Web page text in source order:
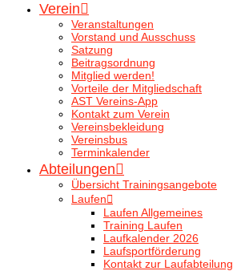
Verein
Veranstaltungen
Vorstand und Ausschuss
Satzung
Beitragsordnung
Mitglied werden!
Vorteile der Mitgliedschaft
AST Vereins-App
Kontakt zum Verein
Vereinsbekleidung
Vereinsbus
Terminkalender
Abteilungen
Übersicht Trainingsangebote
Laufen
Laufen Allgemeines
Training Laufen
Laufkalender 2026
Laufsportförderung
Kontakt zur Laufabteilung